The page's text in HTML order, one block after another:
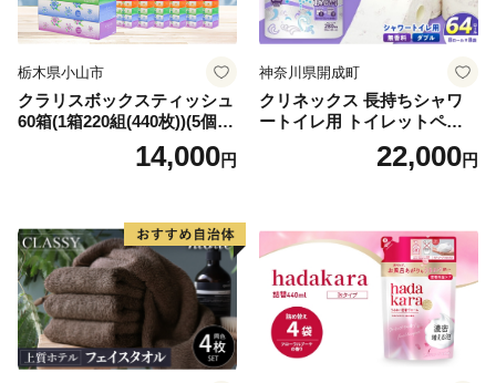
栃木県小山市
クラリスボックスティッシュ
60箱(1箱220組(440枚))(5個入
り×12セット)【1256759】
14,000円
神奈川県開成町
クリネックス 長持ちシャワ
ートイレ用 トイレットペー
パー（ダブル）64ロール(8ロ
ール×8パック) 開成町 トイレ
蓄 防災 エコ 消耗品 生活雑貨
生活用品 無香料 トイレット
ペーパー ダブル といれっと
ぺーぱー トイレ クレシア ト
イレットペーパー [BDBH002
-1]
22,000円